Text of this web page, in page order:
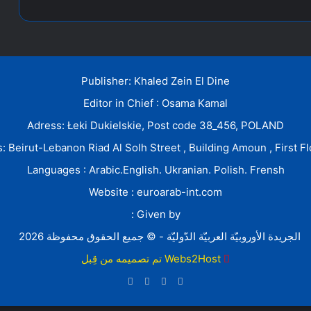
Publisher: Khaled Zein El Dine
Editor in Chief : Osama Kamal
Adress: Łeki Dukielskie, Post code 38_456, POLAND
Beirut-Lebanon Riad Al Solh Street , Building Amoun , First
Languages : Arabic.English. Ukranian. Polish. Frensh
Website : euroarab-int.com
Given by :
الجريدة الأوروبيّة العربيّة الدّوليّة - © جميع الحقوق محفوظة 2026
Webs2Host تم تصميمه من قِبل
فيسبوك
تويتر يوتيوب